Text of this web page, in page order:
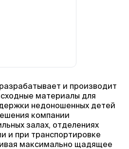
и производит
материалы для
недоношенных детей
компании
залах, отделениях
и при транспортировке
максимально щадящее